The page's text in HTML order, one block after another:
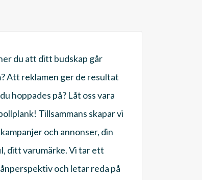
du att ditt budskap går
Att reklamen ger de resultat
hoppades på? Låt oss vara
Tillsammans skapar vi
och annonser, din
ditt varumärke. Vi tar ett
och letar reda på